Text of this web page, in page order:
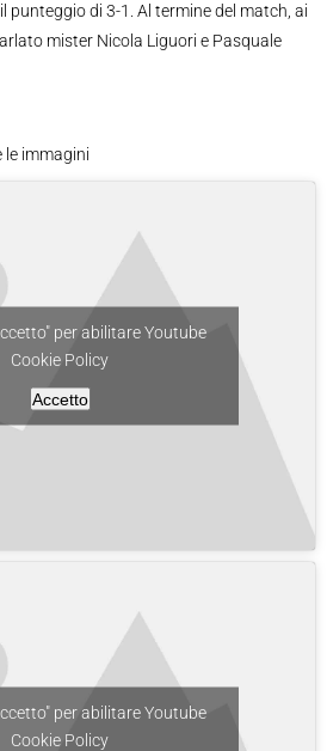
punteggio di 3-1. Al termine del match, ai
mister Nicola Liguori e Pasquale
le immagini
per abilitare Youtube
Cookie Policy
Accetto
per abilitare Youtube
Cookie Policy